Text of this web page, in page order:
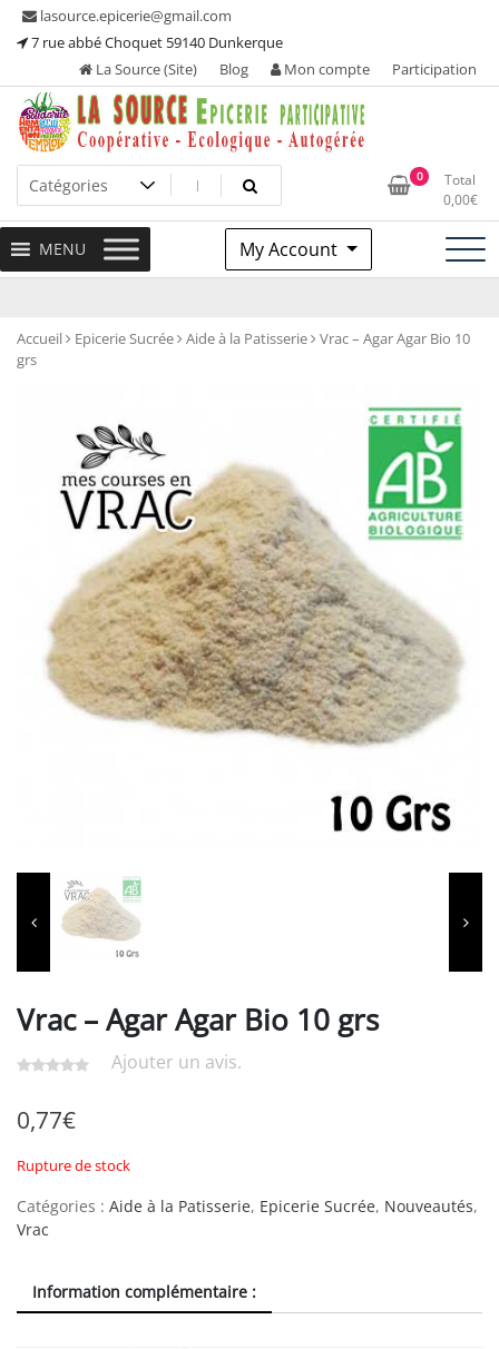
Skip lasource.epicerie@gmail.com
7 rue abbé Choquet 59140 Dunkerque
La Source (Site)
Blog Mon compte Participation
La Source – Epicerie
Participative
Ou tous les adhérents sont propriétaires et participent à la
maintenance de leur épicerie!
0
Total
0,00€
MENU My Account
Accueil Epicerie Sucrée Aide à la Patisserie
Vrac – Agar Agar Bio 10
grs
Vrac – Agar Agar Bio 10 grs
Ajouter un avis.
0,77€
Rupture de stock
Catégories : Aide à la Patisserie, Epicerie Sucrée, Nouveautés,
Vrac
Information complémentaire :